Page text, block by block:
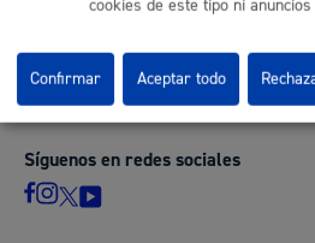
Donostia Kultura
Fomento de San Sebastián
Dbus
Síguenos en redes sociales
cookies de este tipo ni
Confirmar Aceptar todo